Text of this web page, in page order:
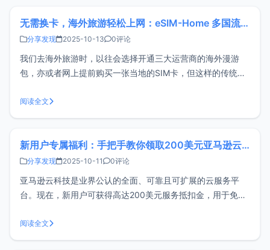
无需换卡，海外旅游轻松上网：eSIM-Home 多国流量包体验
分享发现 2025-10-13 0评论
我们去海外旅游时，以往会选择开通三大运营商的海外漫游
包，亦或者网上提前购买一张当地的SIM卡，但这样的传统方
又不用拔插实体SIM卡的方案呢？当然有，我们只需用手机的
eSIM功能 + 流量套餐即可解决，比如接下来将要介绍的eSIM
阅读全文
新用户专属福利：手把手教你领取200美元亚马逊云科技服务抵扣金
分享发现 2025-10-11 0评论
亚马逊云科技是业界公认的全面、可靠且可扩展的云服务平
台。现在，新用户可获得高达200美元服务抵扣金，用于免费
过。这200美元由两部分组成：注册即得$100：完成注册，立
获100美元抵扣金。任务再得$100：完成简单探索任务，额外
阅读全文